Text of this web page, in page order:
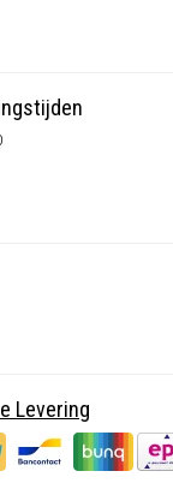
Levering